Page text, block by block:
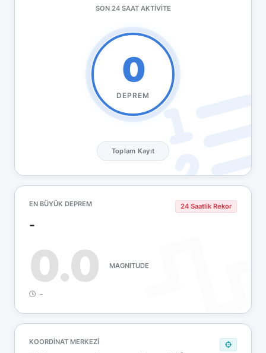
SON 24 SAAT AKTIVITE
0
DEPREM
Toplam Kayıt
EN BÜYÜK DEPREM
-
24 Saatlik Rekor
0.0 MAGNITUDE
-
KOORDINAT MERKEZI